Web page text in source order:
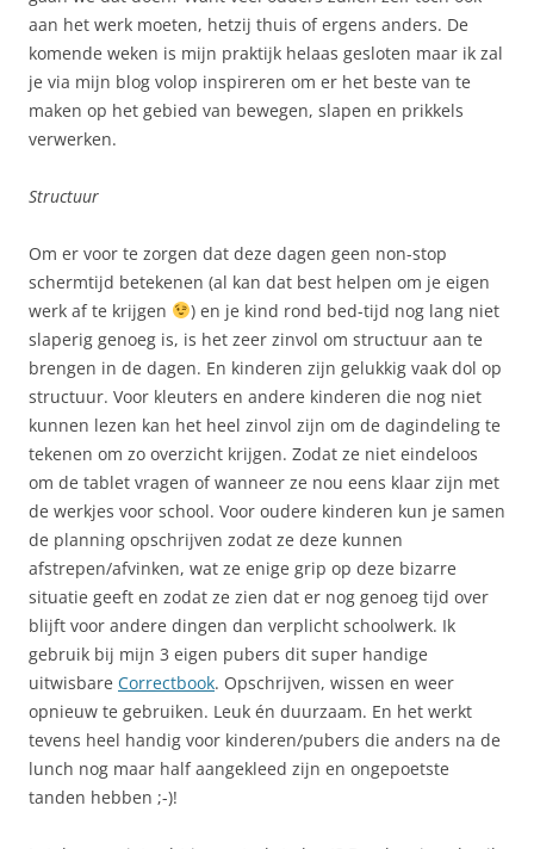
aan het werk moeten, hetzij thuis of ergens anders. De
komende weken is mijn praktijk helaas gesloten maar ik zal
je via mijn blog volop inspireren om er het beste van te
maken op het gebied van bewegen, slapen en prikkels
verwerken.
Structuur
Om er voor te zorgen dat deze dagen geen non-stop
schermtijd betekenen (al kan dat best helpen om je eigen
werk af te krijgen
) en je kind rond bed-tijd nog lang niet
slaperig genoeg is, is het zeer zinvol om structuur aan te
brengen in de dagen. En kinderen zijn gelukkig vaak dol op
structuur. Voor kleuters en andere kinderen die nog niet
kunnen lezen kan het heel zinvol zijn om de dagindeling te
tekenen om zo overzicht krijgen. Zodat ze niet eindeloos
om de tablet vragen of wanneer ze nou eens klaar zijn met
de werkjes voor school. Voor oudere kinderen kun je samen
de planning opschrijven zodat ze deze kunnen
afstrepen/afvinken, wat ze enige grip op deze bizarre
situatie geeft en zodat ze zien dat er nog genoeg tijd over
blijft voor andere dingen dan verplicht schoolwerk. Ik
gebruik bij mijn 3 eigen pubers dit super handige
uitwisbare Correctbook. Opschrijven, wissen en weer
opnieuw te gebruiken. Leuk én duurzaam. En het werkt
tevens heel handig voor kinderen/pubers die anders na de
lunch nog maar half aangekleed zijn en ongepoetste
tanden hebben ;-)!